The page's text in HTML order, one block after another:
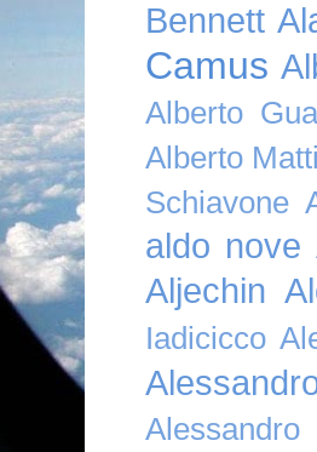
Bennett
Camus
Alberto
Alberto
Schiavone
aldo nove
Aljechin
Iadicicco
Alessandro